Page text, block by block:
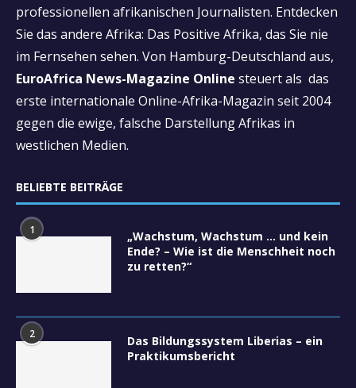
professionellen afrikanischen Journalisten. Entdecken
Sie das andere Afrika: Das Positive Afrika, das Sie nie
im Fernsehen sehen. Von Hamburg-Deutschland aus,
EuroAfrica News-Magazine Online steuert als das
erste internationale Online-Afrika-Magazin seit 2004
gegen die ewige, falsche Darstellung Afrikas in
westlichen Medien.
BELIEBTE BEITRÄGE
1
„Wachstum, Wachstum … und kein
Ende? – Wie ist die Menschheit noch
zu retten?“
2
Das Bildungssystem Liberias – ein
Praktikumsbericht